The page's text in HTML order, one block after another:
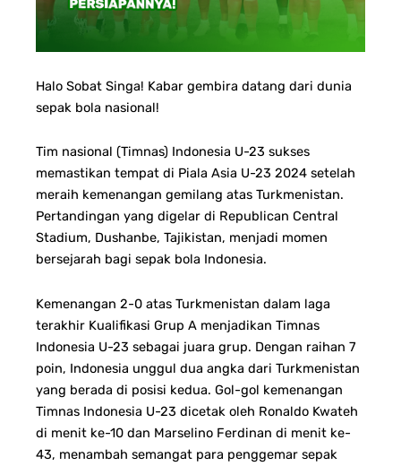
Halo Sobat Singa! Kabar gembira datang dari dunia
sepak bola nasional!
Tim nasional (Timnas) Indonesia U-23 sukses
memastikan tempat di Piala Asia U-23 2024 setelah
meraih kemenangan gemilang atas Turkmenistan.
Pertandingan yang digelar di Republican Central
Stadium, Dushanbe, Tajikistan, menjadi momen
bersejarah bagi sepak bola Indonesia.
Kemenangan 2-0 atas Turkmenistan dalam laga
terakhir Kualifikasi Grup A menjadikan Timnas
Indonesia U-23 sebagai juara grup. Dengan raihan 7
poin, Indonesia unggul dua angka dari Turkmenistan
yang berada di posisi kedua. Gol-gol kemenangan
Timnas Indonesia U-23 dicetak oleh Ronaldo Kwateh
di menit ke-10 dan Marselino Ferdinan di menit ke-
43, menambah semangat para penggemar sepak